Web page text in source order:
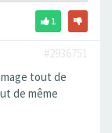
1
#2936751
tout de
de même